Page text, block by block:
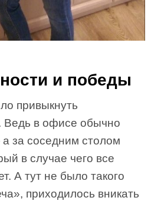
и победы
привыкнуть
Ведь в офисе обычно
за соседним столом
в случае чего все
А тут не было такого
приходилось вникать